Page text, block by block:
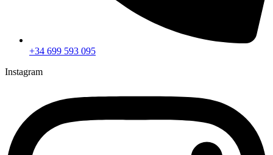
+34 699 593 095
Instagram